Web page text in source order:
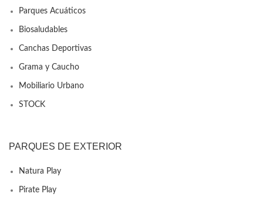
Parques Acuáticos
Biosaludables
Canchas Deportivas
Grama y Caucho
Mobiliario Urbano
STOCK
PARQUES DE EXTERIOR
Natura Play
Pirate Play